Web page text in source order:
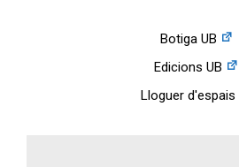
Botiga UB
Edicions UB
Lloguer d'espais